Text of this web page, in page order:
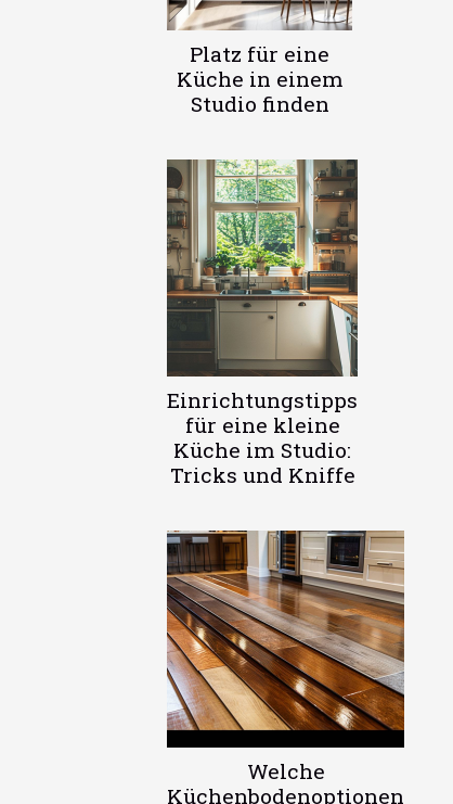
Platz für eine
Küche in einem
Studio finden
Einrichtungstipps
für eine kleine
Küche im Studio:
Tricks und Kniffe
Welche
Küchenbodenoptionen